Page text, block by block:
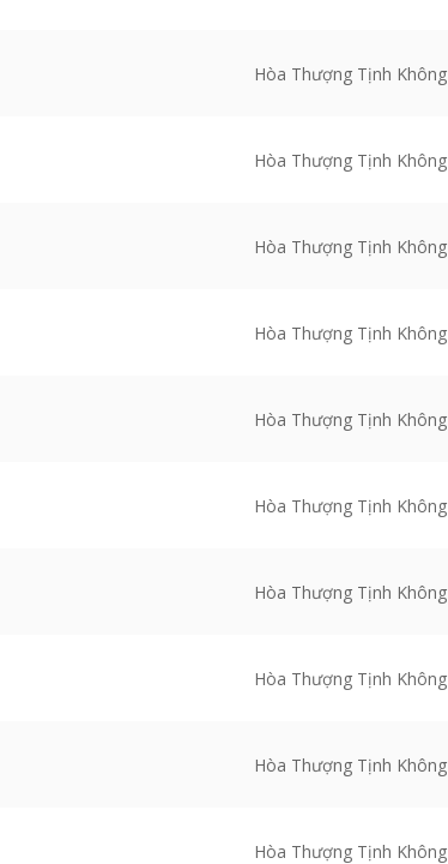
Hòa Thượng Tịnh Không
Hòa Thượng Tịnh Không
Hòa Thượng Tịnh Không
Hòa Thượng Tịnh Không
Hòa Thượng Tịnh Không
Hòa Thượng Tịnh Không
Hòa Thượng Tịnh Không
Hòa Thượng Tịnh Không
Hòa Thượng Tịnh Không
Hòa Thượng Tịnh Không